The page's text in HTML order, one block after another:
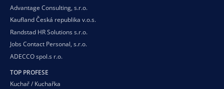
Advantage Consulting, s.r.o.
Kaufland Česká republika v.o.s.
Randstad HR Solutions s.r.o.
Jobs Contact Personal, s.r.o.
ADECCO spol.s r.o.
TOP PROFESE
Kuchař / Kuchařka